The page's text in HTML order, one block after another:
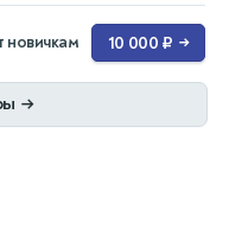
новичкам 10 000 ₽ →
→